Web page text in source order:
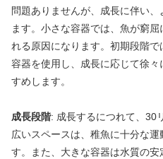
問題ありませんが、成長に伴い
ます。小さな容器では、魚が窮
れる原因になります。初期段階
容器を使用し、成長に応じて徐
すめします。
成長段階: 成長するにつれて、30
広いスペースは、稚魚に十分な
す。また、大きな容器は水質の